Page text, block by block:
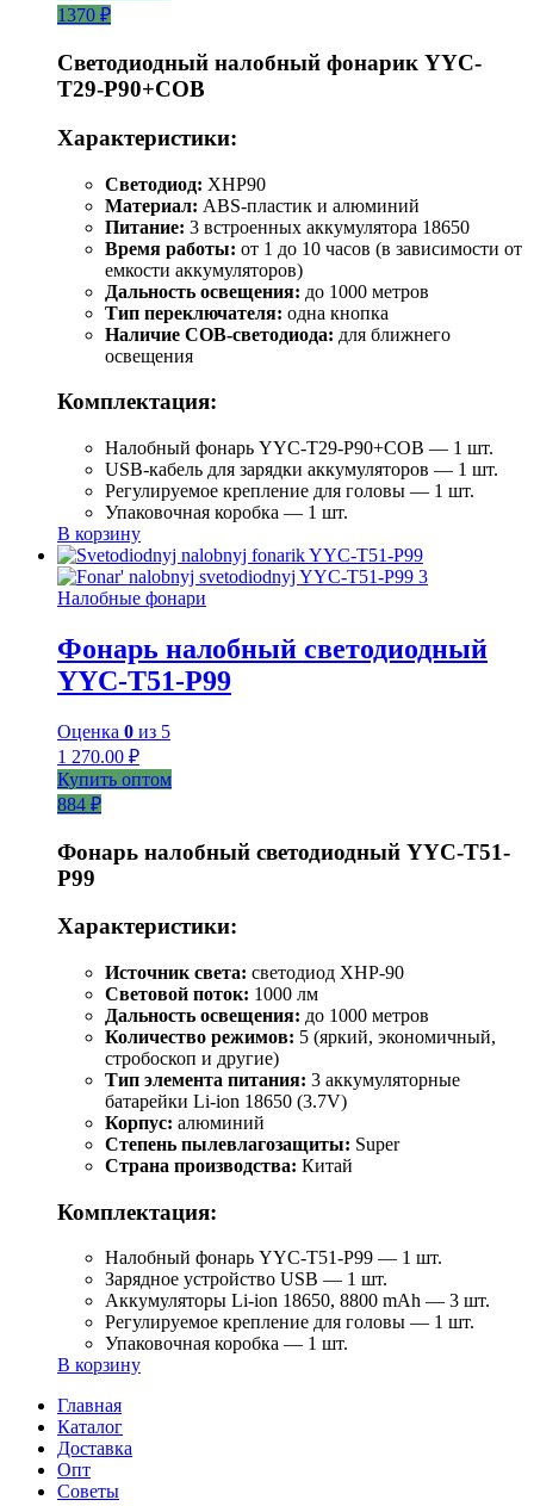
1370 ₽
Светодиодный налобный фонарик YYC-
T29-P90+COB
Характеристики:
Светодиод: XHP90
Материал: ABS-пластик и алюминий
Питание: 3 встроенных аккумулятора 18650
Время работы: от 1 до 10 часов (в зависимости от
емкости аккумуляторов)
Дальность освещения: до 1000 метров
Тип переключателя: одна кнопка
Наличие COB-светодиода: для ближнего
освещения
Комплектация:
Налобный фонарь YYC-T29-P90+COB — 1 шт.
USB-кабель для зарядки аккумуляторов — 1 шт.
Регулируемое крепление для головы — 1 шт.
Упаковочная коробка — 1 шт.
В корзину
Налобные фонари
Фонарь налобный светодиодный
YYC-T51-P99
Оценка 0 из 5
1 270.00 ₽
Купить оптом
884 ₽
Фонарь налобный светодиодный YYC-T51-
P99
Характеристики:
Источник света: светодиод XHP-90
Световой поток: 1000 лм
Дальность освещения: до 1000 метров
Количество режимов: 5 (яркий, экономичный,
стробоскоп и другие)
Тип элемента питания: 3 аккумуляторные
батарейки Li-ion 18650 (3.7V)
Корпус: алюминий
Степень пылевлагозащиты: Super
Страна производства: Китай
Комплектация:
Налобный фонарь YYC-T51-P99 — 1 шт.
Зарядное устройство USB — 1 шт.
Аккумуляторы Li-ion 18650, 8800 mAh — 3 шт.
Регулируемое крепление для головы — 1 шт.
Упаковочная коробка — 1 шт.
В корзину
Главная
Каталог
Доставка
Опт
Советы